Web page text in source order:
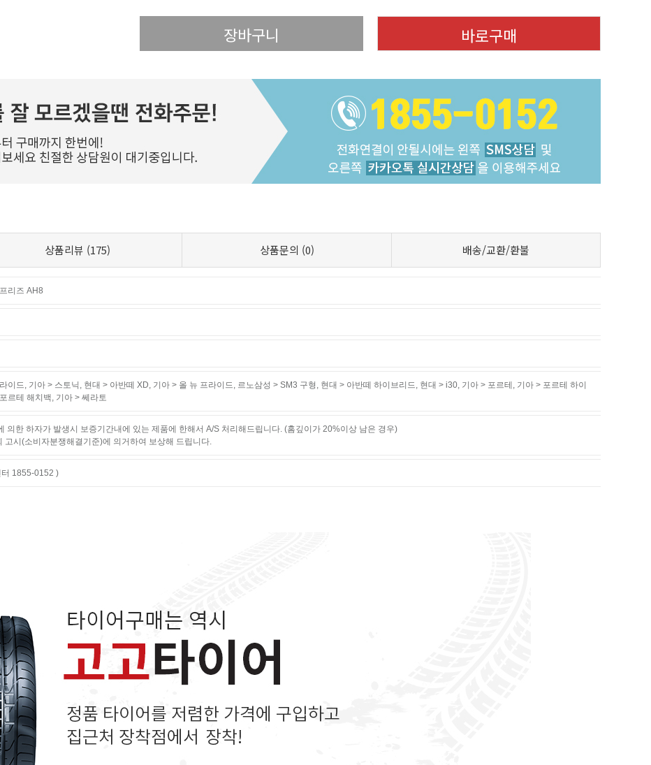
상품리뷰 (175) 상품문의 (0) 배송/교환/환불
리즈 AH8
이드, 기아 > 스토닉 , 현대 > 아반떼 XD, 기아 > 올 뉴 프라이드, 르노삼성 > SM3 구형 , 현대 > 아반떼 하이브리드, 현대 > i30, 기아 > 포르테 , 기아 > 포르테 하이
르테 해치백 , 기아 > 쎄라토
의한 하자가 발생시 보증기간내에 있는 제품에 한해서 A/S 처리해드립니다. (홈깊이가 20%이상 남은 경우)
고시(소비자분쟁해결기준)에 의거하여 보상해 드립니다.
터 1855-0152 )